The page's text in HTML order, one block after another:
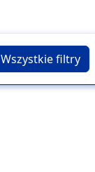
Wszystkie filtry